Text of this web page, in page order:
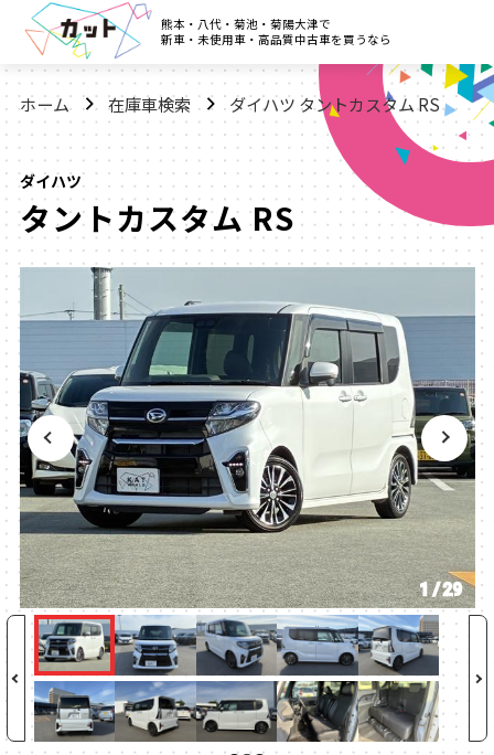
熊本・八代・菊池・菊陽大津で
新車・未使用車・高品質中古車を買うなら
ホーム 在庫車検索 ダイハツ タントカスタム RS
ダイハツ
タントカスタム RS
1/29